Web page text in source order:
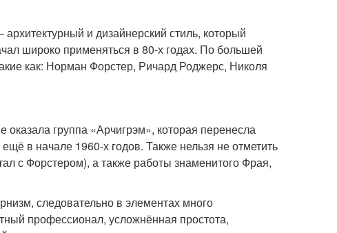
и дизайнерский стиль, который
широко применяться в 80-х годах. По большей
как: Норман Форстер, Ричард Роджерс, Николя
группа «Арчигрэм», которая перенесла
в начале 1960-х годов. Также нельзя не отметить
с Форстером), а также работы знаменитого Фрая,
следовательно в элементах много
профессионал, усложнённая простота,